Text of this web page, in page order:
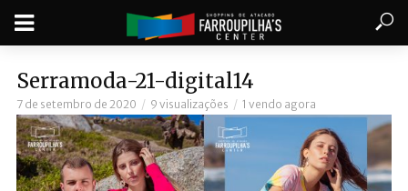
Serramoda-21-digital14
7 de setembro de 2020 9 visualizações 1 vendo agora